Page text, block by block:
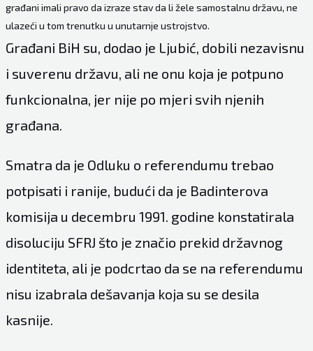
građani imali pravo da izraze stav da li žele samostalnu državu, ne
ulazeći u tom trenutku u unutarnje ustrojstvo.
Građani BiH su, dodao je Ljubić, dobili nezavisnu
i suverenu državu, ali ne onu koja je potpuno
funkcionalna, jer nije po mjeri svih njenih
građana.
Smatra da je Odluku o referendumu trebao
potpisati i ranije, budući da je Badinterova
komisija u decembru 1991. godine konstatirala
disoluciju SFRJ što je značio prekid državnog
identiteta, ali je podcrtao da se na referendumu
nisu izabrala dešavanja koja su se desila
kasnije.